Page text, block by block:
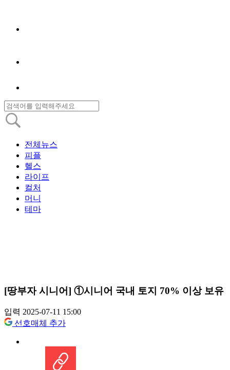
전체뉴스
피플
헬스
라이프
컬처
머니
테마
[땅부자 시니어] ①시니어 국내 토지 70% 이상 보유
입력 2025-07-11 15:00
선호매체 추가